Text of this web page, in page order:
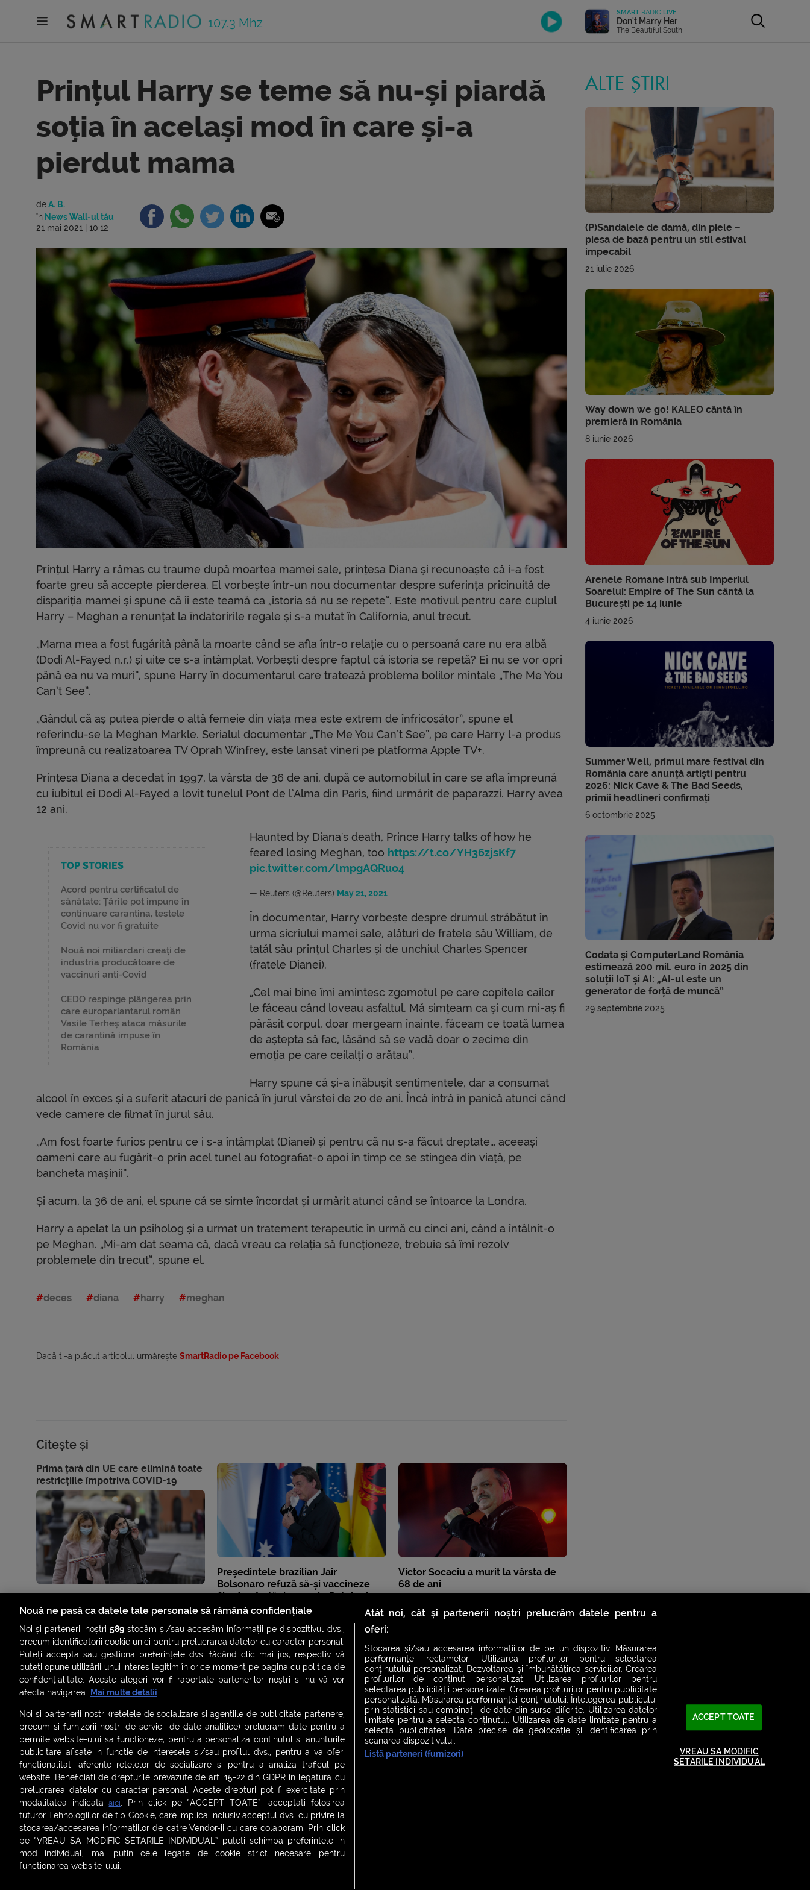
107.3 Mhz
SMART RADIO LIVE
Don't Marry Her
The Beautiful South
Prințul Harry se teme să nu-și piardă
soția în același mod în care și-a
pierdut mama
deA. B.
în News Wall-ul tău
21 mai 2021 | 10:12
Prințul Harry a rămas cu traume după moartea mamei sale, prințesa Diana și recunoaște că i-a fost
foarte greu să accepte pierderea. El vorbește într-un nou documentar despre suferința pricinuită de
dispariția mamei și spune că îi este teamă ca „istoria să nu se repete”. Este motivul pentru care cuplul
Harry – Meghan a renunțat la îndatoririle regale și s-a mutat în California, anul trecut.
„Mama mea a fost fugărită până la moarte când se afla într-o relație cu o persoană care nu era albă
(Dodi Al-Fayed n.r.) și uite ce s-a întâmplat. Vorbești despre faptul că istoria se repetă? Ei nu se vor opri
până ea nu va muri”, spune Harry în documentarul care tratează problema bolilor mintale „The Me You
Can’t See”.
„Gândul că aș putea pierde o altă femeie din viața mea este extrem de înfricoșător”, spune el
referindu-se la Meghan Markle. Serialul documentar „The Me You Can’t See”, pe care Harry l-a produs
împreună cu realizatoarea TV Oprah Winfrey, este lansat vineri pe platforma Apple TV+.
Prințesa Diana a decedat în 1997, la vârsta de 36 de ani, după ce automobilul în care se afla împreună
cu iubitul ei Dodi Al-Fayed a lovit tunelul Pont de l’Alma din Paris, fiind urmărit de paparazzi. Harry avea
12 ani.
TOP STORIES
Acord pentru certificatul de
sănătate: Țările pot impune în
continuare carantina, testele
Covid nu vor fi gratuite
Nouă noi miliardari creați de
industria producătoare de
vaccinuri anti-Covid
CEDO respinge plângerea prin
care europarlantarul român
Vasile Terheș ataca măsurile
de carantină impuse în
România
Haunted by Diana's death, Prince Harry talks of how he
feared losing Meghan, too https://t.co/YH36zjsKf7
pic.twitter.com/lmpgAQRuo4
— Reuters (@Reuters) May 21, 2021
În documentar, Harry vorbește despre drumul străbătut în
urma sicriului mamei sale, alături de fratele său William, de
tatăl său prințul Charles și de unchiul Charles Spencer
(fratele Dianei).
„Cel mai bine îmi amintesc zgomotul pe care copitele cailor
le făceau când loveau asfaltul. Mă simțeam ca și cum mi-aș fi
părăsit corpul, doar mergeam înainte, făceam ce toată lumea
de aștepta să fac, lăsând să se vadă doar o zecime din
emoția pe care ceilalți o arătau”.
Harry spune că și-a înăbușit sentimentele, dar a consumat
alcool în exces și a suferit atacuri de panică în jurul vârstei de 20 de ani. Încă intră în panică atunci când
vede camere de filmat în jurul său.
„Am fost foarte furios pentru ce i s-a întâmplat (Dianei) și pentru că nu s-a făcut dreptate… aceeași
oameni care au fugărit-o prin acel tunel au fotografiat-o apoi în timp ce se stingea din viață, pe
bancheta mașinii”.
Și acum, la 36 de ani, el spune că se simte încordat și urmărit atunci când se întoarce la Londra.
Harry a apelat la un psiholog și a urmat un tratement terapeutic în urmă cu cinci ani, când a întâlnit-o
pe Meghan. „Mi-am dat seama că, dacă vreau ca relația să funcționeze, trebuie să îmi rezolv
problemele din trecut”, spune el.
deces diana harry meghan
Dacă ti-a plăcut articolul urmărește SmartRadio pe Facebook
Citește și
Prima țară din UE care elimină toate
restricțiile împotriva COVID-19
Președintele brazilian Jair
Bolsonaro refuză să-și vaccineze
fiica în vârstă de 11 ani. „Ratele de
deces nu justifică vaccinarea”
Victor Socaciu a murit la vârsta de
68 de ani
ALTE ȘTIRI
(P)Sandalele de damă, din piele –
piesa de bază pentru un stil estival
impecabil
21 iulie 2026
Way down we go! KALEO cântă în
premieră în România
8 iunie 2026
Arenele Romane intră sub Imperiul
Soarelui: Empire of The Sun cântă la
București pe 14 iunie
4 iunie 2026
Summer Well, primul mare festival din
România care anunță artiști pentru
2026: Nick Cave & The Bad Seeds,
primii headlineri confirmați
6 octombrie 2025
Codata și ComputerLand România
estimează 200 mil. euro în 2025 din
soluții IoT și AI: „AI-ul este un
generator de forță de muncă”
29 septembrie 2025
ȘTIRI SMART SHORTS LIVE FEVER BRUNCH FEVER NIGHT FEVER
ASCULTĂ ACUM RADIOURILE SMART
Termeni și condiții Politica de confidențialitate | Politica de cookies Contact
Contact:office@smartradio.ro
Nouă ne pasă ca datele tale personale să rămână confidențiale
Noi și partenerii noștri589 stocăm și/sau accesăm informații pe dispozitivul dvs.,
precum identificatorii cookie unici pentru prelucrarea datelor cu caracter personal.
Puteți accepta sau gestiona preferințele dvs. făcând clic mai jos, respectiv vă
puteți opune utilizării unui interes legitim în orice moment pe pagina cu politica de
confidențialitate. Aceste alegeri vor fi raportate partenerilor noștri și nu vă vor
afecta navigarea. Mai multe detalii
Noi si partenerii nostri (retelele de socializare si agentiile de publicitate partenere,
precum si furnizorii nostri de servicii de date analitice) prelucram date pentru a
permite website-ului sa functioneze, pentru a personaliza continutul si anunturile
publicitare afisate in functie de interesele si/sau profilul dvs., pentru a va oferi
functionalitati aferente retelelor de socializare si pentru a analiza traficul pe
website. Beneficiati de drepturile prevazute de art. 15-22 din GDPR in legatura cu
prelucrarea datelor cu caracter personal. Aceste drepturi pot fi exercitate prin
modalitatea indicataaici. Prin click pe “ACCEPT TOATE”, acceptati folosirea
tuturor Tehnologiilor de tip Cookie, care implica inclusiv acceptul dvs. cu privire la
stocarea/accesarea informatiilor de catre Vendor-ii cu care colaboram. Prin click
pe “VREAU SA MODIFIC SETARILE INDIVIDUAL” puteti schimba preferintele in
mod individual, mai putin cele legate de cookie strict necesare pentru
functionarea website-ului.
Atât noi, cât și partenerii noștri prelucrăm datele pentru a
oferi:
Stocarea și/sau accesarea informațiilor de pe un dispozitiv. Măsurarea
performanței reclamelor. Utilizarea profilurilor pentru selectarea
conținutului personalizat. Dezvoltarea și îmbunătățirea serviciilor. Crearea
profilurilor de conținut personalizat. Utilizarea profilurilor pentru
selectarea publicității personalizate. Crearea profilurilor pentru publicitate
personalizată. Măsurarea performanței conținutului. Înțelegerea publicului
prin statistici sau combinații de date din surse diferite. Utilizarea datelor
limitate pentru a selecta conținutul. Utilizarea de date limitate pentru a
selecta publicitatea. Date precise de geolocație și identificarea prin
scanarea dispozitivului.
Listă parteneri (furnizori)
ACCEPT TOATE
VREAU SA MODIFIC
SETARILE INDIVIDUAL